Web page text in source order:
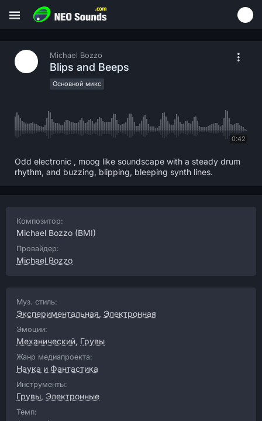
Michael Bozzo
Blips and Beeps
Основной микс
0:42
Odd electronic , moog like soundscape with a steady drum
rhythm, and buzzing, blipping, bleeping synth lines.
Композитор:
Michael Bozzo (BMI)
Провайдер:
Michael Bozzo
Муз. стиль:
Экспериментальная, Электронная
Эмоции:
Механический, Грувы
Жанр медиапроекта:
Наука и Фантастика
Инструменты:
Грувы, Электронные
Темп: